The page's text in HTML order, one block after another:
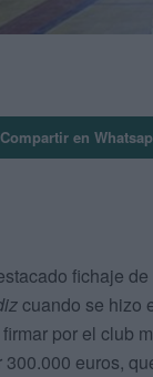
Compartir en
fichaje
cuando se hizo
por el club
300.000 euros,